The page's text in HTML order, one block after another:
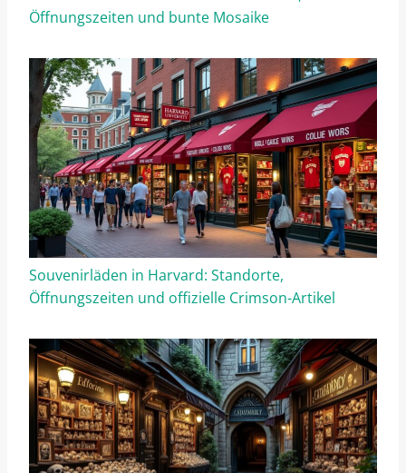
Öffnungszeiten und bunte Mosaike
Souvenirläden in Harvard: Standorte,
Öffnungszeiten und offizielle Crimson-Artikel